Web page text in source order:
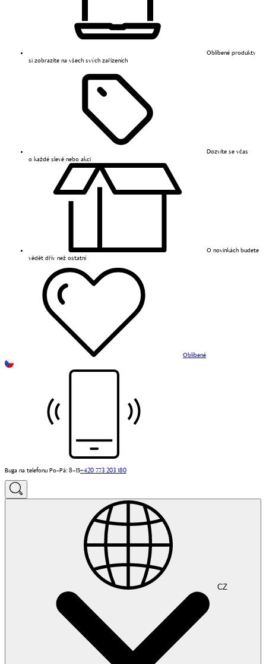
Oblíbené produkty
si zobrazíte na všech svých zařízeních
Dozvíte se včas
o každé slevě nebo akci
O novinkách budete
vědět dřív než ostatní
Oblíbené
Buga na telefonu Po–Pá: 8–15+420 773 203 180
CZ